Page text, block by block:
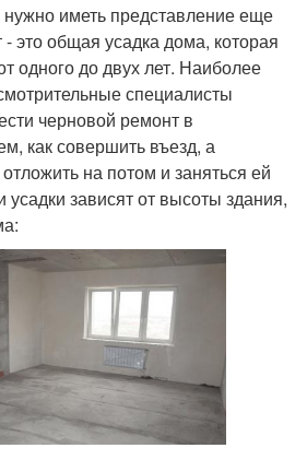
иметь представление еще
это общая усадка дома, которая
одного до двух лет. Наиболее
специалисты
черновой ремонт в
как совершить въезд, а
на потом и заняться ей
усадки зависят от высоты здания,